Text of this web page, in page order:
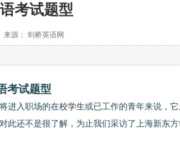
考试题型
来源： 剑桥英语网
考试题型
进入职场的在校学生或已工作的青年来说，
此还不是很了解，为止我们采访了上海新东